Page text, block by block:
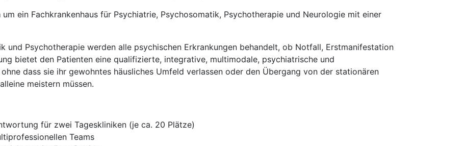
ein Fachkrankenhaus für Psychiatrie, Psychosomatik, Psychotherapie und Neurologie mit einer
und Psychotherapie werden alle psychischen Erkrankungen behandelt, ob Notfall, Erstmanifestation
bietet den Patienten eine qualifizierte, integrative, multimodale, psychiatrische und
dass sie ihr gewohntes häusliches Umfeld verlassen oder den Übergang von der stationären
meistern müssen.
für zwei Tageskliniken (je ca. 20 Plätze)
Teams